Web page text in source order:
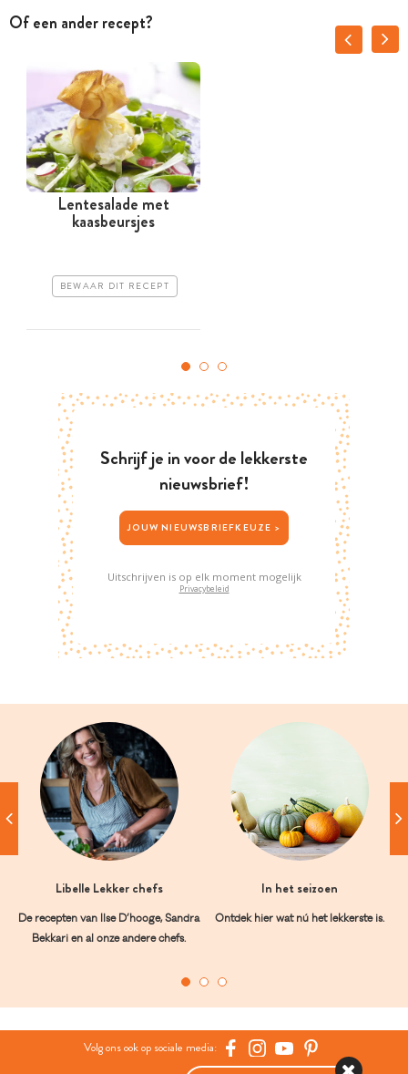
Of een ander recept?
Lentesalade met
kaasbeursjes
BEWAAR DIT RECEPT
Schrijf je in voor de lekkerste
nieuwsbrief!
JOUW NIEUWSBRIEFKEUZE >
Uitschrijven is op elk moment mogelijk
Privacybeleid
Libelle Lekker chefs
De recepten van Ilse D’hooge, Sandra
Bekkari en al onze andere chefs.
In het seizoen
Ontdek hier wat nú het lekkerste is.
Volg ons ook op sociale media: